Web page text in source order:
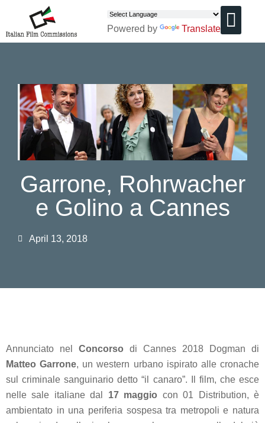
Powered by Translate
Garrone, Rohrwacher
e Golino a Cannes
April 13, 2018
Annunciato nel Concorso di Cannes 2018 Dogman di
Matteo Garrone, un western urbano ispirato alle cronache
sul criminale sanguinario detto “il canaro”. Il film, che esce
nelle sale italiane dal 17 maggio con 01 Distribution, è
ambientato in una periferia sospesa tra metropoli e natura